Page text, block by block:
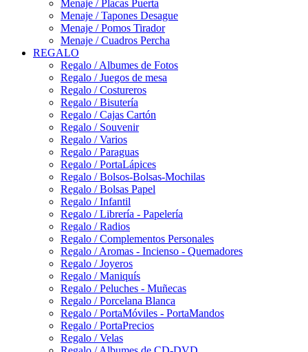
Menaje / Placas Puerta
Menaje / Tapones Desague
Menaje / Pomos Tirador
Menaje / Cuadros Percha
REGALO
Regalo / Albumes de Fotos
Regalo / Juegos de mesa
Regalo / Costureros
Regalo / Bisutería
Regalo / Cajas Cartón
Regalo / Souvenir
Regalo / Varios
Regalo / Paraguas
Regalo / PortaLápices
Regalo / Bolsos-Bolsas-Mochilas
Regalo / Bolsas Papel
Regalo / Infantil
Regalo / Librería - Papelería
Regalo / Radios
Regalo / Complementos Personales
Regalo / Aromas - Incienso - Quemadores
Regalo / Joyeros
Regalo / Maniquís
Regalo / Peluches - Muñecas
Regalo / Porcelana Blanca
Regalo / PortaMóviles - PortaMandos
Regalo / PortaPrecios
Regalo / Velas